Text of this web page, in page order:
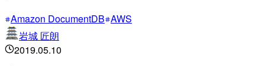
Amazon DocumentDB AWS
岩城 匠朗
2019.05.10